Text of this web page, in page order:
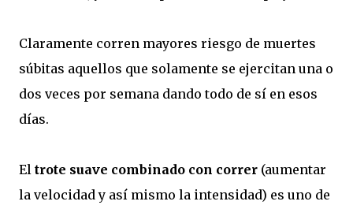
Claramente corren mayores riesgo de muertes
súbitas aquellos que solamente se ejercitan una o
dos veces por semana dando todo de sí en esos
días.
El trote suave combinado con correr (aumentar
la velocidad y así mismo la intensidad) es uno de